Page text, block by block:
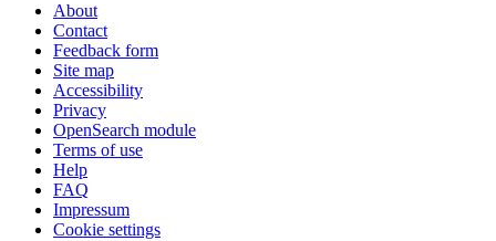
About
Contact
Feedback form
Site map
Accessibility
Privacy
OpenSearch module
Terms of use
Help
FAQ
Impressum
Cookie settings